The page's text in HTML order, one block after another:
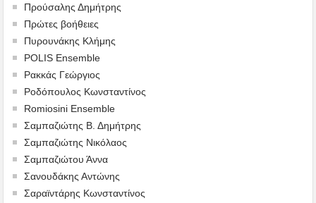
Προύσαλης Δημήτρης
Πρώτες βοήθειες
Πυρουνάκης Κλήμης
POLIS Ensemble
Ρακκάς Γεώργιος
Ροδόπουλος Κωνσταντίνος
Romiosini Ensemble
Σαμπαζιώτης Β. Δημήτρης
Σαμπαζιώτης Νικόλαος
Σαμπαζιώτου Άννα
Σανουδάκης Αντώνης
Σαραϊντάρης Κωνσταντίνος